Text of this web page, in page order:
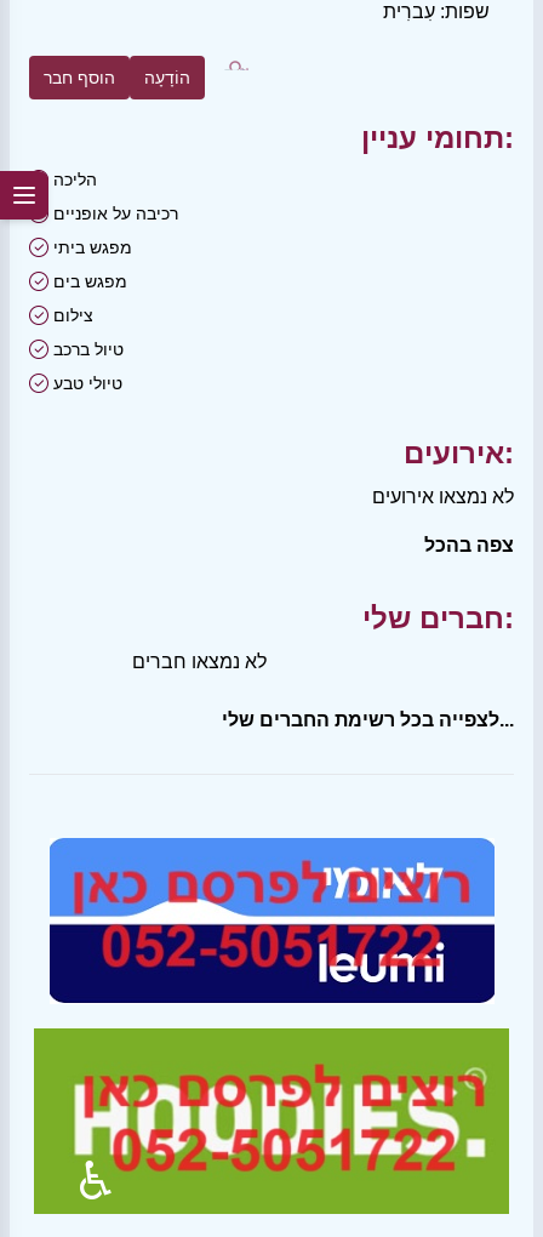
שפות: עִברִית
הוסף חבר הוֹדָעָה
תחומי עניין:
הליכה
רכיבה על אופניים
מפגש ביתי
מפגש בים
צילום
טיול ברכב
טיולי טבע
אירועים:
לא נמצאו אירועים
צפה בהכל
חברים שלי:
לא נמצאו חברים
לצפייה בכל רשימת החברים שלי...
♿